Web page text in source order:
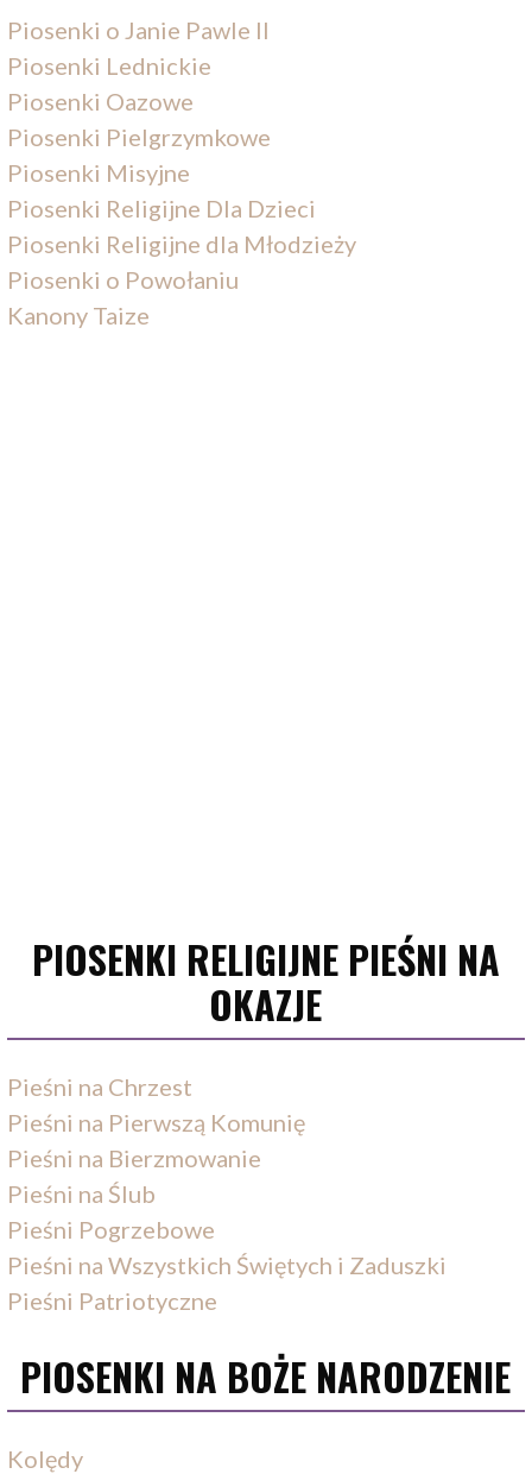
Piosenki o Janie Pawle II
Piosenki Lednickie
Piosenki Oazowe
Piosenki Pielgrzymkowe
Piosenki Misyjne
Piosenki Religijne Dla Dzieci
Piosenki Religijne dla Młodzieży
Piosenki o Powołaniu
Kanony Taize
PIOSENKI RELIGIJNE PIEŚNI NA
OKAZJE
Pieśni na Chrzest
Pieśni na Pierwszą Komunię
Pieśni na Bierzmowanie
Pieśni na Ślub
Pieśni Pogrzebowe
Pieśni na Wszystkich Świętych i Zaduszki
Pieśni Patriotyczne
PIOSENKI NA BOŻE NARODZENIE
Kolędy